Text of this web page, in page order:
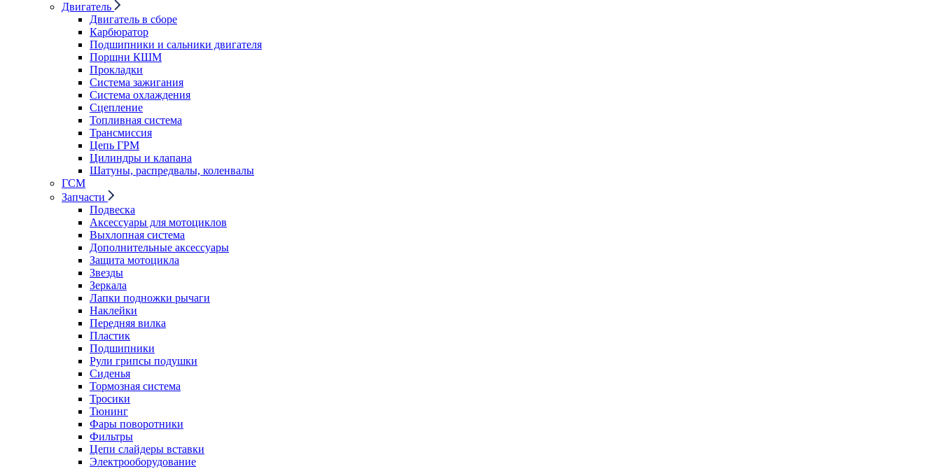
Двигатель
Двигатель в сборе
Карбюратор
Подшипники и сальники двигателя
Поршни КШМ
Прокладки
Система зажигания
Система охлаждения
Сцепление
Топливная система
Трансмиссия
Цепь ГРМ
Цилиндры и клапана
Шатуны, распредвалы, коленвалы
ГСМ
Запчасти
Подвеска
Аксессуары для мотоциклов
Выхлопная система
Дополнительные аксессуары
Защита мотоцикла
Звезды
Зеркала
Лапки подножки рычаги
Наклейки
Передняя вилка
Пластик
Подшипники
Рули грипсы подушки
Сиденья
Тормозная система
Тросики
Тюнинг
Фары поворотники
Фильтры
Цепи слайдеры вставки
Электрооборудование